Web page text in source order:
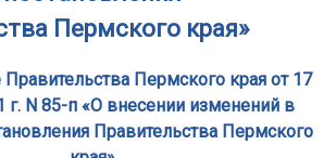
Пермского края»
Пермского края от 17
г. N 85-п «О внесении изменений в
Правительства Пермского